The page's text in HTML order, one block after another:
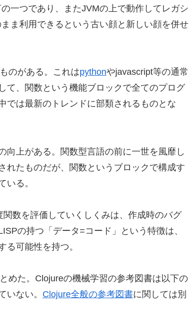
一つであり、またJVMの上で動作してレガシ
ま利用できるという古い顔と新しい顔を併せ
のがある。これはpythonやjavascript等の通常
て、関数という機能ブロックで全てのプログ
では最新のトレンドに部類されるものとな
向上がある。関数型言語の前に一世を風靡し
れたものだが、関数というブロックで構成す
いる。
数を評価していくしくみは、作成時のバグ
の持つ「データ=コード」という特徴は、
る可能性を持つ。
めた。Clojureの機械学習の参考図書は以下の
いない。 Clojure全般の参考図書に関しては別